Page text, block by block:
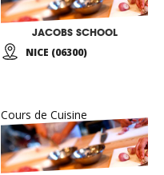
JACOBS SCHOOL
NICE (06300)
Cours de Cuisine